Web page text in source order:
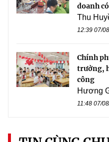
doanh
Thu
12:39 07/
Chính
trưởng,
công
Hương
11:48 07/